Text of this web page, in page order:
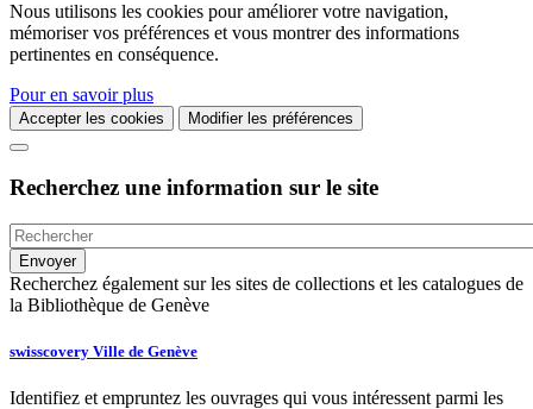
Nous utilisons les cookies pour améliorer votre navigation,
mémoriser vos préférences et vous montrer des informations
pertinentes en conséquence.
Pour en savoir plus
Accepter les cookies Modifier les préférences
Recherchez une information sur le site
Recherchez également sur les sites de collections et les catalogues de
la Bibliothèque de Genève
swisscovery Ville de Genève
Identifiez et empruntez les ouvrages qui vous intéressent parmi les